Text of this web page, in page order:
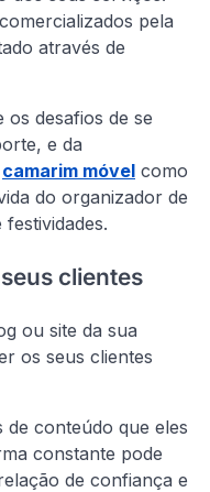
pela
através de
desafios de se
e da
camarim móvel como
do organizador de
clientes
ou site da sua
os seus clientes
de conteúdo que eles
constante pode
de confiança e